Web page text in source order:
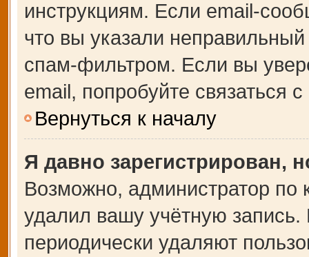
инструкциям. Если email-
что вы указали
спам-фильтром. Если вы
email, попробуйте связаться
Вернуться к началу
Я давно зарегистрирован,
Возможно, администратор по
удалил вашу учётную
периодически удаляют